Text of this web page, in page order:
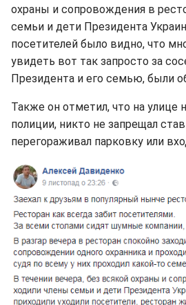
охраны и сопровождения в
семьи и дети Президента
посетителей было видно, что
увидеть вот так запросто за
Президента и его семью, были
Также он отметил, что на улице
полиции, никто не запрещал
перегораживал парковку или